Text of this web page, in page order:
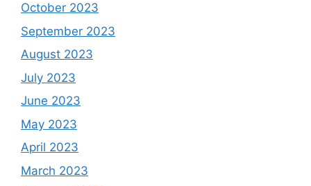
October 2023
September 2023
August 2023
July 2023
June 2023
May 2023
April 2023
March 2023